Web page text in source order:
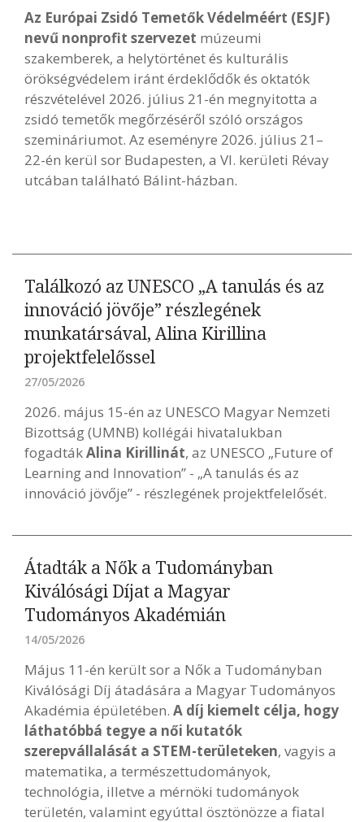
Az Európai Zsidó Temetők Védelméért (ESJF)
nevű nonprofit szervezet múzeumi
szakemberek, a helytörténet és kulturális
örökségvédelem iránt érdeklődők és oktatók
részvételével 2026. július 21-én megnyitotta a
zsidó temetők megőrzéséről szóló országos
szemináriumot. Az eseményre 2026. július 21–
22-én kerül sor Budapesten, a VI. kerületi Révay
utcában található Bálint-házban.
Találkozó az UNESCO „A tanulás és az
innováció jövője” részlegének
munkatársával, Alina Kirillina
projektfelelőssel
27/05/2026
2026. május 15-én az UNESCO Magyar Nemzeti
Bizottság (UMNB) kollégái hivatalukban
fogadtákAlina Kirillinát, az UNESCO „Future of
Learning and Innovation” - „A tanulás és az
innováció jövője” - részlegének projektfelelősét.
Átadták a Nők a Tudományban
Kiválósági Díjat a Magyar
Tudományos Akadémián
14/05/2026
Május 11-én került sor a Nők a Tudományban
Kiválósági Díj átadására a Magyar Tudományos
Akadémia épületében. A díj kiemelt célja, hogy
láthatóbbá tegye a női kutatók
szerepvállalását a STEM-területeken, vagyis a
matematika, a természettudományok,
technológia, illetve a mérnöki tudományok
területén, valamint egyúttal ösztönözze a fiatal